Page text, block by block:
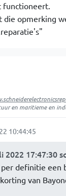
functioneert.
die opmerking
en maritieme en
10:44:45
2022 17:47:30
per definitie een
van